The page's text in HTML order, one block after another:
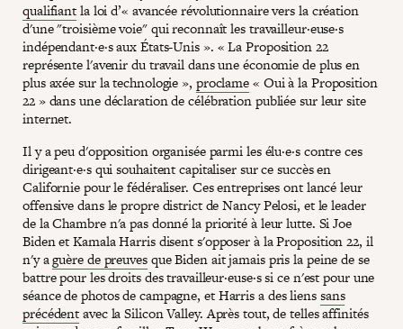
qualifiantla loi d’« avancée révolutionnaire vers la création
d'une "troisième voie" qui reconnaît les travailleur·euse·s
indépendant·e·s aux États-Unis ». « La Proposition 22
représente l'avenir du travail dans une économie de plus en
plus axée sur la technologie », proclame« Oui à la Proposition
22 » dans une déclaration de célébration publiée sur leur site
internet.
Il y a peu d'opposition organisée parmi les élu·e·s contre ces
dirigeant·e·s qui souhaitent capitaliser sur ce succès en
Californie pour le fédéraliser. Ces entreprises ont lancé leur
offensive dans le propre district de Nancy Pelosi, et le leader
de la Chambre n'a pas donné la priorité à leur lutte. Si Joe
Biden et Kamala Harris disent s'opposer à la Proposition 22, il
n'y aguère de preuvesque Biden ait jamais pris la peine de se
battre pour les droits des travailleur·euse·s si ce n'est pour une
séance de photos de campagne, et Harris a des lienssans
précédentavec la Silicon Valley. Après tout, de telles affinités